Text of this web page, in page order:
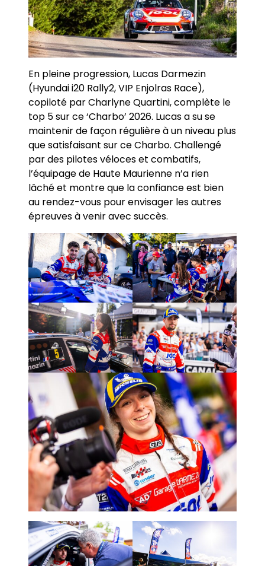
En pleine progression, Lucas Darmezin
(Hyundai i20 Rally2, VIP Enjolras Race),
copiloté par Charlyne Quartini, complète le
top 5 sur ce ‘Charbo’ 2026. Lucas a su se
maintenir de façon régulière à un niveau plus
que satisfaisant sur ce Charbo. Challengé
par des pilotes véloces et combatifs,
l’équipage de Haute Maurienne n’a rien
lâché et montre que la confiance est bien
au rendez-vous pour envisager les autres
épreuves à venir avec succès.